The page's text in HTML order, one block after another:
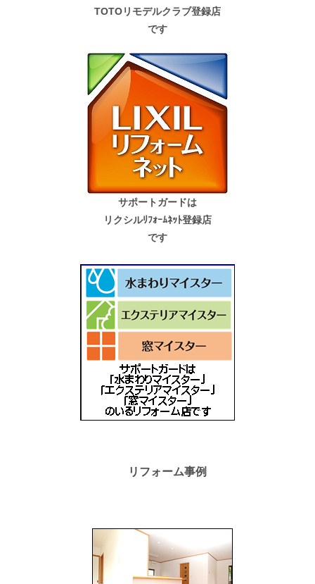
TOTOリモデルクラブ登録店
です
サポートガードは
リクシルﾘﾌｫｰﾑﾈｯﾄ登録店
です
リフォーム事例